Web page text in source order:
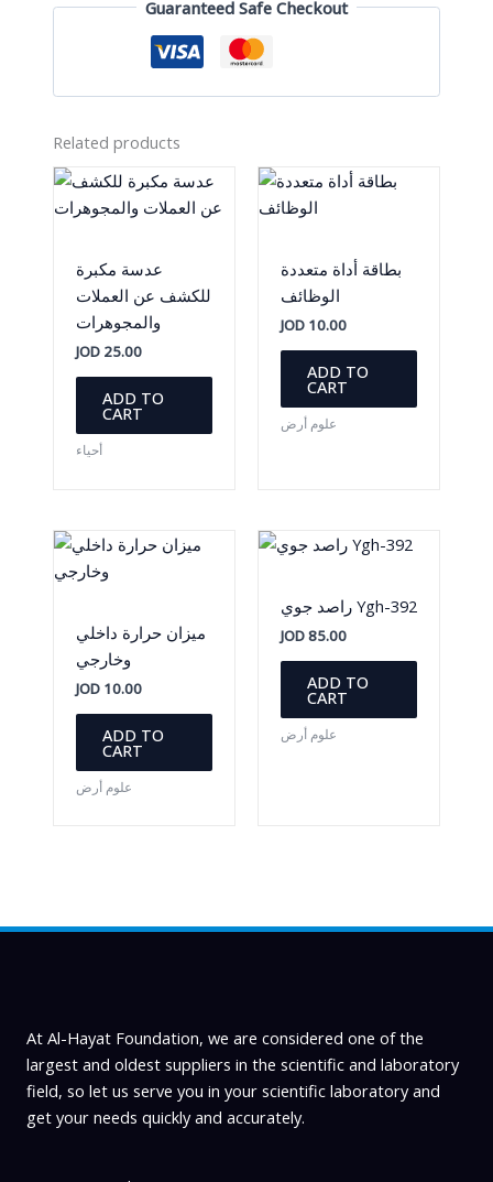
Guaranteed Safe Checkout
Related products
عدسة مكبرة
للكشف عن العملات
والمجوهرات
JOD25.00
ADD TO
CART
أحياء
بطاقة أداة متعددة
الوظائف
JOD 10.00
ADD TO
CART
علوم أرض
ميزان حرارة داخلي
وخارجي
JOD10.00
ADD TO
CART
علوم أرض
راصد جوي Ygh-392
JOD85.00
ADD TO
CART
علوم أرض
At Al-Hayat Foundation, we are considered one of the
largest and oldest suppliers in the scientific and laboratory
field, so let us serve you in your scientific laboratory and
get your needs quickly and accurately.